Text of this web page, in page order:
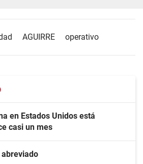
AGUIRRE operativo
en Estados Unidos está
casi un mes